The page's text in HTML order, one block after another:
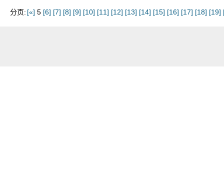
分页: [«] 5 [6] [7] [8] [9] [10] [11] [12] [13] [14] [15] [16] [17] [18] [19]